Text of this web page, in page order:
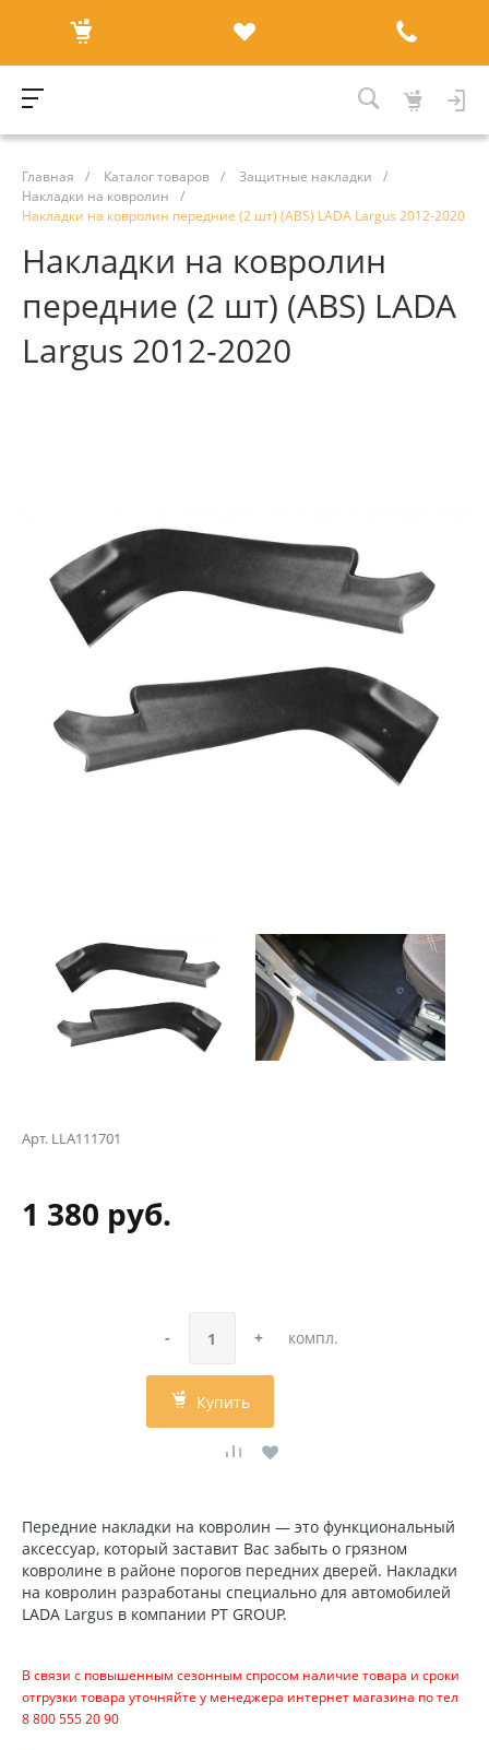
Главная / Каталог товаров / Защитные накладки
/
Накладки на ковролин
/
Накладки на ковролин передние (2 шт) (ABS) LADA Largus 2012-2020
Накладки на ковролин
передние (2 шт) (ABS) LADA
Largus 2012-2020
Арт. LLA111701
1 380 руб.
- + компл.
Купить
Передние накладки на ковролин — это функциональный
аксессуар, который заставит Вас забыть о грязном
ковролине в районе порогов передних дверей. Накладки
на ковролин разработаны специально для автомобилей
LADA Largus в компании PT GROUP.
В связи с повышенным сезонным спросом наличие товара и сроки
отгрузки товара уточняйте у менеджера интернет магазина по тел
8 800 555 20 90